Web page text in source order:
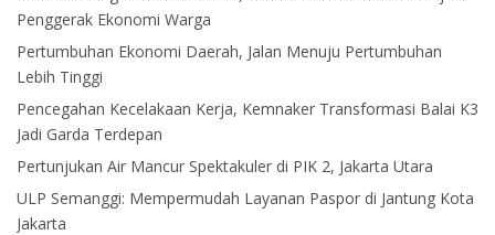
Penggerak Ekonomi Warga
Pertumbuhan Ekonomi Daerah, Jalan Menuju Pertumbuhan
Lebih Tinggi
Pencegahan Kecelakaan Kerja, Kemnaker Transformasi Balai K3
Jadi Garda Terdepan
Pertunjukan Air Mancur Spektakuler di PIK 2, Jakarta Utara
ULP Semanggi: Mempermudah Layanan Paspor di Jantung Kota
Jakarta